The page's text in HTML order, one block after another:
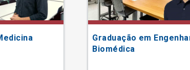
Graduação em
Biomédica